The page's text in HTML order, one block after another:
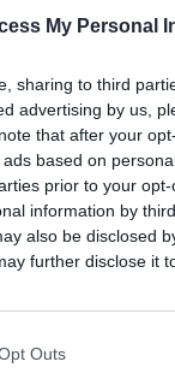
My Personal
sharing to third
advertising by us,
that after your
based on
prior to your
information by
also be disclosed
further disclose it
Outs